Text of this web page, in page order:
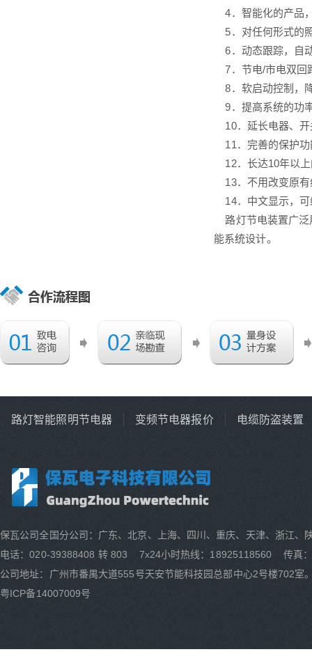
4．智能化的产品
5．对任何形式的
6．动态跟踪，自
7．节电/市电双回
8．软启动控制，
9．提高系统的功
10．延长电器、开
11．完善的保护功
12．长达10年以上
13．不用改变原有
14．中文显示，可
路灯节电装置广泛
能系统设计。
路灯智能照明节电器 变频节电器报价 电缆防盗装置
保瓦公司全国分公司：广东、北京、上海、四川、重庆、天津、浙江
电话：020-39388408 转 803 7x24小时热线：18925118560 传真
公司地址：广州市番禺大道555号天安节能科技园总部中心2号楼702室
粤ICP备14007009号